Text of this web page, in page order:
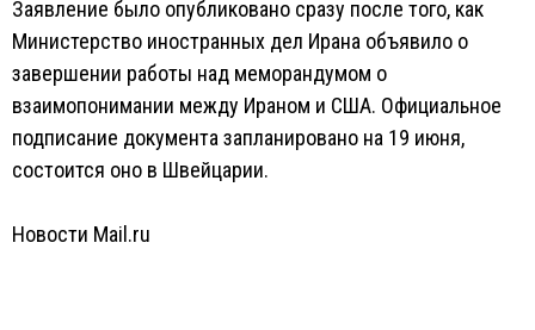
Заявление было опубликовано сразу после того, как
Министерство иностранных дел Ирана объявило о
завершении работы над меморандумом о
взаимопонимании между Ираном и США. Официальное
подписание документа запланировано на 19 июня,
состоится оно в Швейцарии.
Новости Mail.ru